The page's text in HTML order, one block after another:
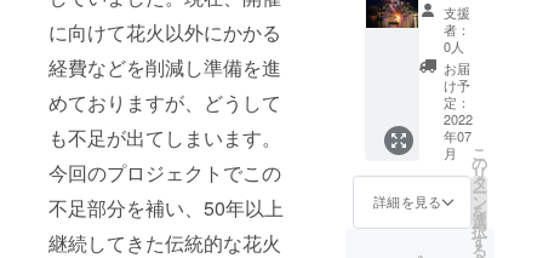
に向けて花火以外にかかる
経費などを削減し準備を進
めておりますが、どうして
も不足が出てしまいます。
今回のプロジェクトでこの
不足部分を補い、50年以上
継続してきた伝統的な花火
掲載方
法（文
字の
み） ※
支援
時、必
ず備考
欄に掲
載を希
望され
るお名
掲載さ
せてい
ただき
ます。
①掲載
期間
2022年
10月末
日（掲
載期間
終了後
も特別
停泊 ▼
堂ヶ島
湾内に
船を停
泊いた
だき、
近くか
ら花火
を鑑賞
いただ
けま
す。 停
支援
者：
0人
お届
け予
定：
2022
年07
月
詳細を見る
こ
の
リ
タ
ー
ン
を
選
択
す
る